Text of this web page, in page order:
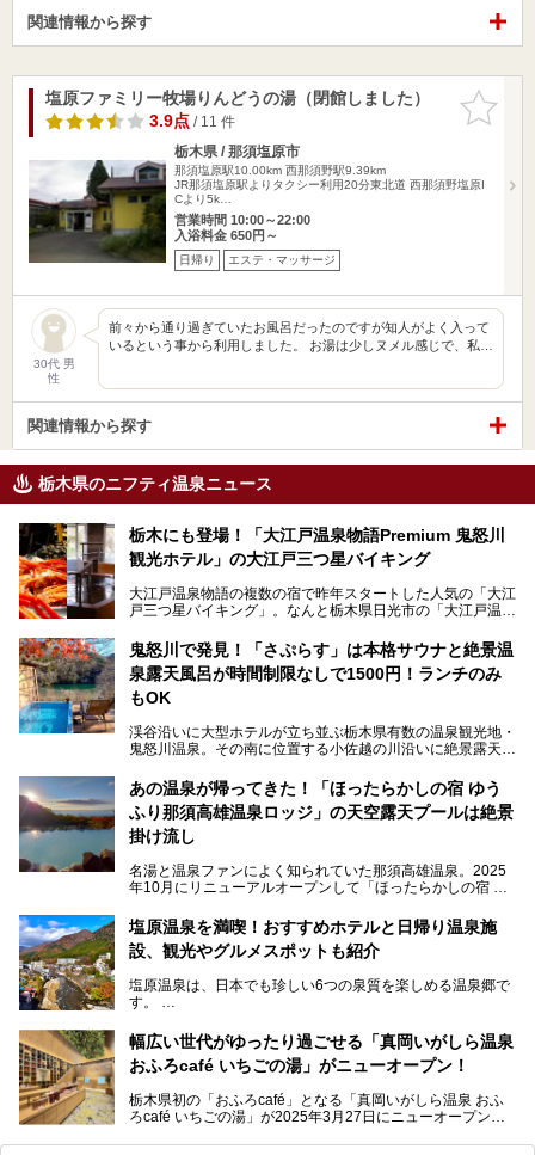
関連情報から探す
お気に入
りに追加
塩原ファミリー牧場りんどうの湯（閉館しました）
3.9点/ 11 件
栃木県 / 那須塩原市
那須塩原駅10.00km 西那須野駅9.39km
JR那須塩原駅よりタクシー利用20分東北道 西那須野塩原I
Cより5k…
営業時間 10:00～22:00
入浴料金 650円～
日帰り エステ・マッサージ
30代 男
性
前々から通り過ぎていたお風呂だったのですが知人がよく入って
いるという事から利用しました。 お湯は少しヌメル感じで、私…
関連情報から探す
栃木県のニフティ温泉ニュース
栃木にも登場！「大江戸温泉物語Premium 鬼怒川
観光ホテル」の大江戸三つ星バイキング
大江戸温泉物語の複数の宿で昨年スタートした人気の「大江
戸三つ星バイキング」。なんと栃木県日光市の「大江戸温泉
ここは首都圏から1泊で行きやすい鬼怒川温泉の渓流沿いに
建つホテルで、バイキングの他にも天然温泉の大浴場とサウ
ナ、フリーフローサービスのラウンジなど館内で楽しめるス
ポットがたくさんあり、3世代旅行やグループ旅行にもぴっ
たり。
そんな「大江戸温泉物語Premium 鬼怒川観光ホテル」の魅
力を詳しく紹介しちゃいます。
───
提供元：大江戸温泉物語ホテルズ＆リゾーツ株式会社【P
R】
この記事は大江戸温泉物語Premium 鬼怒川観光ホテルのPR
記事です。
鬼怒川で発見！「さぷらす」は本格サウナと絶景温
泉露天風呂が時間制限なしで1500円！ランチのみ
もOK
渓谷沿いに大型ホテルが立ち並ぶ栃木県有数の温泉観光地・
鬼怒川温泉。その南に位置する小佐越の川沿いに絶景露天風
こだわりのサウナ、掛け流しの水風呂、天然温泉の露天風
呂、食事処、休憩室など備えて、決して大規模施設ではあり
ませんが、鬼怒川温泉観光の行き帰りに、はたまたサウナで
一日リフレッシュするための目的地に！ぜひオススメしたい
スポットです。時間制限も無いので1人1,500円でひがな一
日サウナや温泉を楽しんでお昼も食べてごろごろできちゃい
ますよ。
あの温泉が帰ってきた！「ほったらかしの宿 ゆう
ふり那須高雄温泉ロッジ」の天空露天プールは絶景
掛け流し
名湯と温泉ファンによく知られていた那須高雄温泉。2025
年10月にリニューアルオープンして「ほったらかしの宿 ゆ
した。
那須湯本の温泉街から少し離れた静かな環境、一軒宿ゆえに
許される露天風呂からの絶景、日帰り入浴や素泊まりで気楽
た。
2名1室利用で1人あたり4,500円～と、思い立ったらすぐに
───
提供元：アイコニア・ホスピタリティ株式会社【PR】
この記事はほったらかしの宿 ゆうふり那須高雄温泉ロッジ
塩原温泉を満喫！おすすめホテルと日帰り温泉施
設、観光やグルメスポットも紹介
塩原温泉は、日本でも珍しい6つの泉質を楽しめる温泉郷で
す。
栃木県の北部にある箒川のほとりに11の温泉地が点在し、
古くから多くの人々から癒やしの場として愛されてきまし
た。
温泉に加えて、豊かな自然を感じられる観光スポットや、こ
こでしか味わえないご当地グルメなど、多彩な魅力がある北
幅広い世代がゆったり過ごせる「真岡いがしら温泉
おふろcafé いちごの湯」がニューオープン！
栃木県初の「おふろcafé」となる「真岡いがしら温泉 おふ
ろcafé いちごの湯」が2025年3月27日にニューオープンす